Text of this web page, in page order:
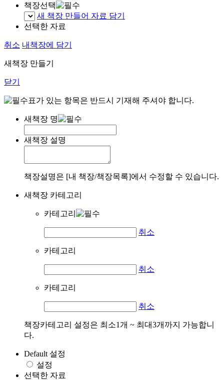
책장선택
새 책장 만들어 자료 담기
선택한 자료
취소 내책장에 담기
새책장 만들기
닫기
표가 있는 항목은 반드시 기재해 주셔야 합니다.
새책장 명
새책장 설명
책장설명은 [내 책장/책장목록]에서 수정할 수 있습니다.
새책장 카테고리
카테고리
취소
카테고리
취소
카테고리
취소
책장카테고리 설정은 최소1개 ~ 최대3개까지 가능합니
다.
Default 설정
설정
선택한 자료